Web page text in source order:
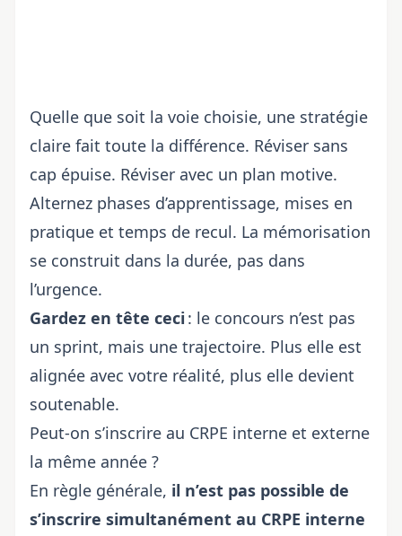
Quelle que soit la voie choisie, une stratégie
claire fait toute la différence. Réviser sans
cap épuise. Réviser avec un plan motive.
Alternez phases d’apprentissage, mises en
pratique et temps de recul. La mémorisation
se construit dans la durée, pas dans
l’urgence.
Gardez en tête ceci : le concours n’est pas
un sprint, mais une trajectoire. Plus elle est
alignée avec votre réalité, plus elle devient
soutenable.
Peut-on s’inscrire au CRPE interne et externe
la même année ?
En règle générale, il n’est pas possible de
s’inscrire simultanément au CRPE interne